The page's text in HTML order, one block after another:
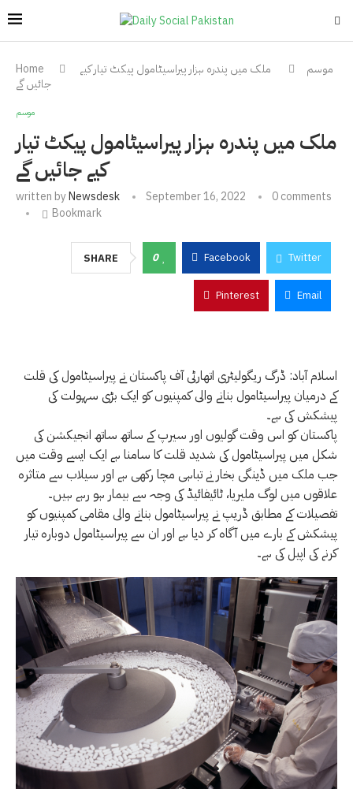
Home موسم
ملک میں پندرہ ہزار پیراسیٹامول پیکٹ تیار کیے
جائیں گے
موسم
ملک میں پندرہ ہزار پیراسیٹامول پیکٹ تیار
کیے جائیں گے
written byNewsdesk September 16, 2022
0 comments
Bookmark
SHARE 0 Facebook Twitter
Pinterest Email
اسلام آباد: ڈرگ ریگولیٹری اتھارٹی آف پاکستان نے پیراسیٹامول کی قلت
کے درمیان پیراسیٹامول بنانے والی کمپنیوں کو ایک بڑی سہولت کی
پیشکش کی ہے۔
پاکستان کو اس وقت گولیوں اور سیرپ کے ساتھ ساتھ انجیکشن کی
شکل میں پیراسیٹامول کی شدید قلت کا سامنا ہے ایک ایسے وقت میں
جب ملک میں ڈینگی بخار نے تباہی مچا رکھی ہے اور سیلاب سے متاثرہ
علاقوں میں لوگ ملیریا، ٹائیفائیڈ کی وجہ سے بیمار ہو رہے ہیں۔
تفصیلات کے مطابق ڈریپ نے پیراسیٹامول بنانے والی مقامی کمپنیوں کو
پیشکش کے بارے میں آگاہ کر دیا ہے اور ان سے پیراسیٹامول دوبارہ تیار
کرنے کی اپیل کی ہے۔